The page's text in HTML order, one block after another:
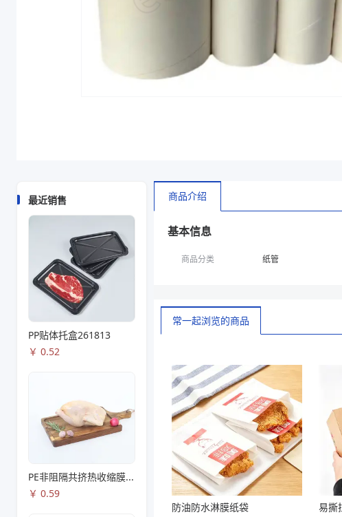
最近销售
PP贴体托盒261813
￥ 0.52
PE非阻隔共挤热收缩膜S53
￥ 0.59
商品介绍
基本信息
商品分类 纸管
常一起浏览的商品
防油防水淋膜纸袋 易撕